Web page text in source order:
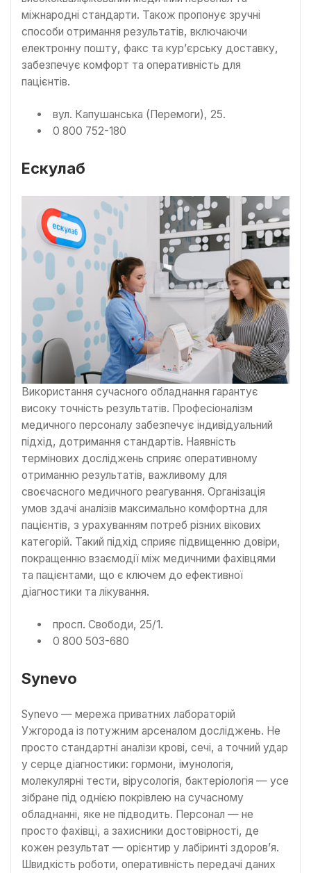
міжнародні стандарти. Також пропонує зручні
способи отримання результатів, включаючи
електронну пошту, факс та кур’єрську доставку,
забезпечує комфорт та оперативність для
пацієнтів.
вул. Капушанська (Перемоги), 25.
0 800 752-180
Ескулаб
Використання сучасного обладнання гарантує
високу точність результатів. Професіоналізм
медичного персоналу забезпечує індивідуальний
підхід, дотримання стандартів. Наявність
термінових досліджень сприяє оперативному
отриманню результатів, важливому для
своєчасного медичного реагування. Організація
умов здачі аналізів максимально комфортна для
пацієнтів, з урахуванням потреб різних вікових
категорій. Такий підхід сприяє підвищенню довіри,
покращенню взаємодії між медичними фахівцями
та пацієнтами, що є ключем до ефективної
діагностики та лікування.
просп. Свободи, 25/1.
0 800 503-680
Synevo
Synevo — мережа приватних лабораторій
Ужгорода із потужним арсеналом досліджень. Не
просто стандартні аналізи крові, сечі, а точний удар
у серце діагностики: гормони, імунологія,
молекулярні тести, вірусологія, бактеріологія — усе
зібране під однією покрівлею на сучасному
обладнанні, яке не підводить. Персонал — не
просто фахівці, а захисники достовірності, де
кожен результат — орієнтир у лабіринті здоров’я.
Швидкість роботи, оперативність передачі даних